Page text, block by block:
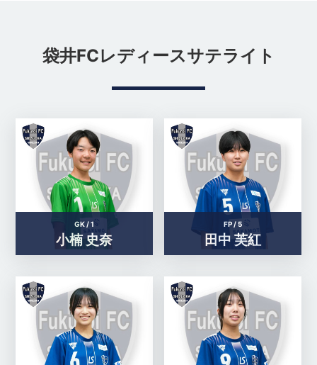
袋井FCレディースサテライト
GK /1
小楠 史奈
FP /5
田中 芙紅